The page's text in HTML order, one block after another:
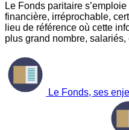
Le Fonds paritaire
financière, irréprochable,
lieu de référence où cette
plus grand nombre,
Le Fonds, ses